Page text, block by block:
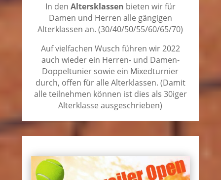
In den Altersklassen bieten wir für
Damen und Herren alle gängigen
Alterklassen an. (30/40/50/55/60/65/70)
Auf vielfachen Wusch führen wir 2022
auch wieder ein Herren- und Damen-
Doppeltunier sowie ein Mixedturnier
durch, offen für alle Alterklassen. (Damit
alle teilnehmen können ist dies als 30iger
Alterklasse ausgeschrieben)